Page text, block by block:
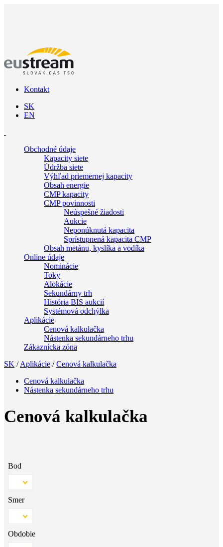
Kontakt
SK
EN
Obchodné údaje
Kapacity siete
Údržba siete
Výhľad priemernej kapacity
Obsah energie
CMP kapacity
CMP povinnosti
Neúspešné žiadosti
Aukcie
Neponúknutá kapacita
Sprístupnená kapacita CMP
Obsah metánu, kyslíka a vodíka
Online údaje
Nominácie
Toky
Alokácie
Sekundárny trh
História BIS aukcií
Systémová odchýlka
Aplikácie
Cenová kalkulačka
Nástenka sekundárneho trhu
Zákaznícka zóna
SK / Aplikácie / Cenová kalkulačka
Cenová kalkulačka
Nástenka sekundárneho trhu
Cenová kalkulačka
Bod
Smer
Obdobie